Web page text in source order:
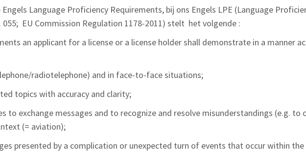
Language Proficiency Requirements, bij ons Engels LPE (Language
055; EU Commission Regulation 1178-2011) stelt het volgende :
an applicant for a license or a license holder shall demonstrate in a manner
radiotelephone) and in face-to-face situations;
topics with accuracy and clarity;
to exchange messages and to recognize and resolve misunderstandings (e.g. to
(= aviation);
presented by a complication or unexpected turn of events that occur within